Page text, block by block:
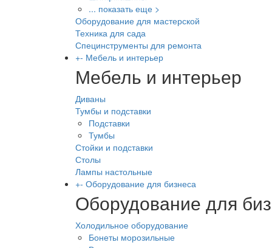
... показать еще >
Оборудование для мастерской
Техника для сада
Специнструменты для ремонта
+- Мебель и интерьер
Мебель и интерьер
Диваны
Тумбы и подставки
Подставки
Тумбы
Стойки и подставки
Столы
Лампы настольные
+- Оборудование для бизнеса
Оборудование для
Холодильное оборудование
Бонеты морозильные